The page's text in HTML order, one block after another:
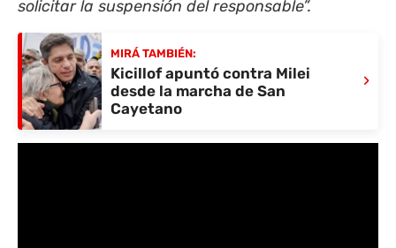
solicitar la suspensión del responsable”.
MIRÁ TAMBIÉN:
Kicillof apuntó contra Milei
desde la marcha de San
Cayetano
›